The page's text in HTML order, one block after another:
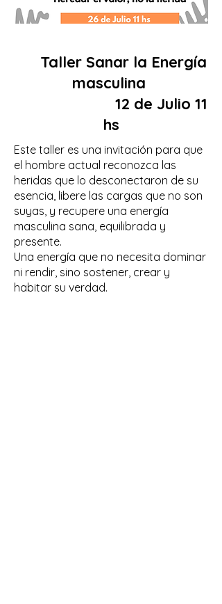
Taller Sanar la Energía
masculina
12 de Julio 11
hs
Este taller es una invitación para que
el hombre actual reconozca las
heridas que lo desconectaron de su
esencia, libere las cargas que no son
suyas, y recupere una energía
masculina sana, equilibrada y
presente.
Una energía que no necesita dominar
ni rendir, sino sostener, crear y
habitar su verdad.